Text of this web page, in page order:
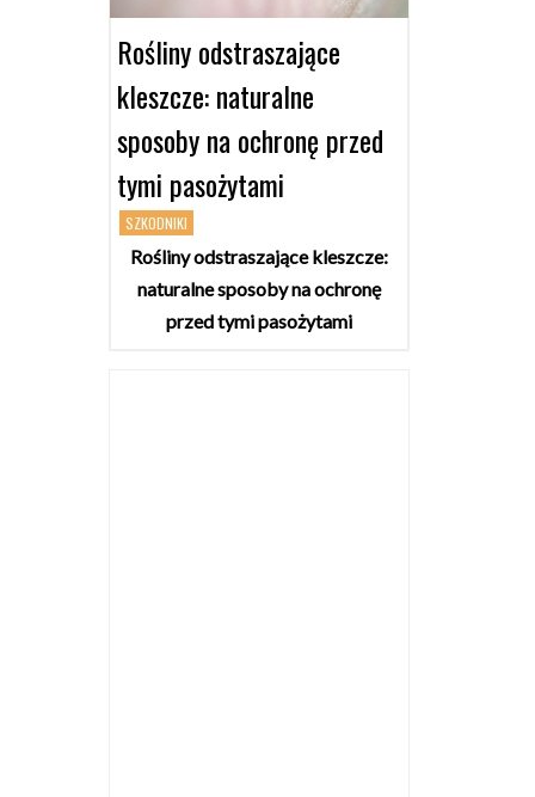
Rośliny odstraszające
kleszcze: naturalne
sposoby na ochronę przed
tymi pasożytami
SZKODNIKI
Rośliny odstraszające kleszcze:
naturalne sposoby na ochronę
przed tymi pasożytami